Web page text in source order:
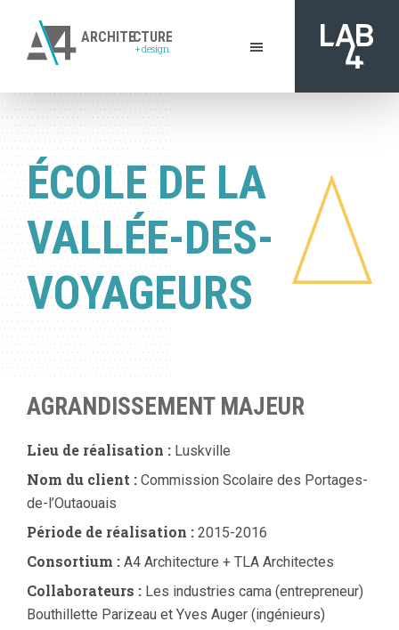
contenu
+design
ARCHITECTURE
Architecture
+
Design
Gatineau
l'inspiration
à
la
réalisation
ÉCOLE DE LA
VALLÉE-DES-
VOYAGEURS
AGRANDISSEMENT MAJEUR
Lieu de réalisation : Luskville
Nom du client : Commission Scolaire des Portages-
de-l’Outaouais
Période de réalisation : 2015-2016
Consortium : A4 Architecture + TLA Architectes
Collaborateurs : Les industries cama (entrepreneur)
Bouthillette Parizeau et Yves Auger (ingénieurs)